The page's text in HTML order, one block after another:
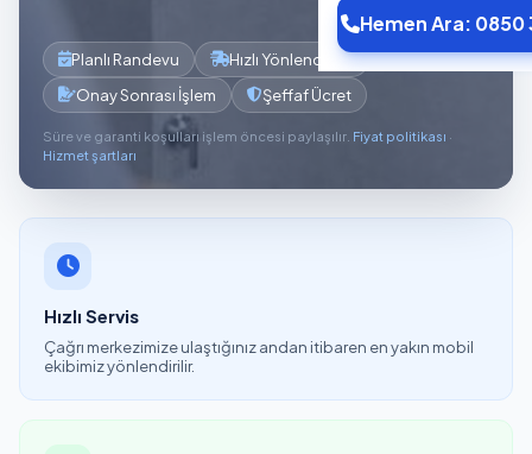
Hemen Ara: 0850
Planlı Randevu
Hızlı Yönlendirme
Onay Sonrası İşlem
Şeffaf Ücret
Süre ve garanti koşulları işlem öncesi paylaşılır. Fiyat politikası ·
Hizmet şartları
Hızlı Servis
Çağrı merkezimize ulaştığınız andan itibaren en yakın mobil
ekibimiz yönlendirilir.